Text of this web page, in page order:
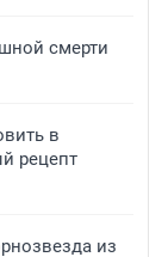
смерти
в
рецепт
из